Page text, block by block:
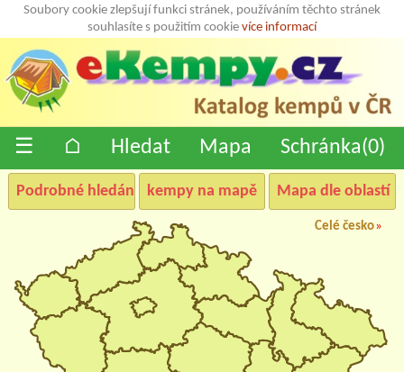
Soubory cookie zlepšují funkci stránek, používáním těchto stránek
souhlasíte s použitím cookie více informací
☰ ⌂ Hledat Mapa Schránka(0)
Podrobné hledání kempy na mapě Mapa dle oblastí
Celé česko»